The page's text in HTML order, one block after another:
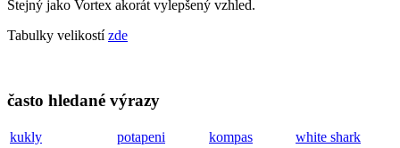
Stejný jako Vortex akorát vylepšený vzhled.
Tabulky velikostízde
často hledané výrazy
kukly potapeni kompas
white shark